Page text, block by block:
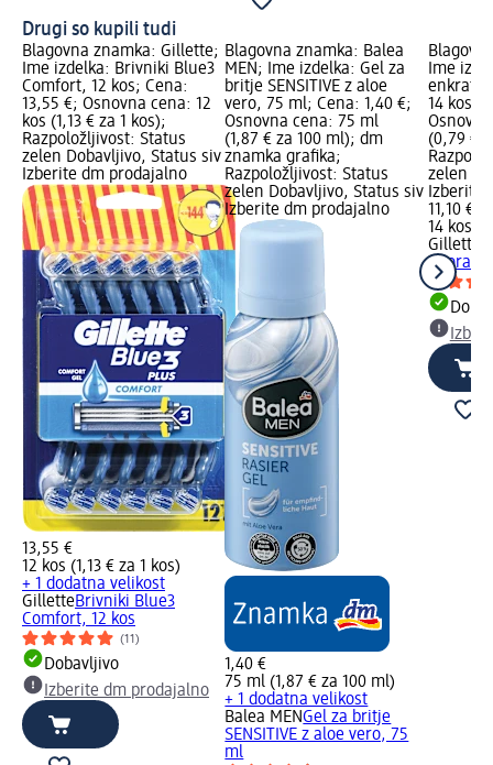
Drugi so kupili tudi
Blagovna znamka: Gillette;
Ime izdelka: Brivniki Blue3
Comfort, 12 kos; Cena:
13,55 €; Osnovna cena: 12
kos (1,13 € za 1 kos);
Razpoložljivost: Status
zelen Dobavljivo, Status siv
Izberite dm prodajalno
13,55 €
12 kos (1,13 € za 1 kos)
+ 1 dodatna velikost
GilletteBrivniki Blue3
Comfort, 12 kos
(11)
Dobavljivo
Izberite dm prodajalno
Blagovna znamka: Balea
MEN; Ime izdelka: Gel za
britje SENSITIVE z aloe
vero, 75 ml; Cena: 1,40 €;
Osnovna cena: 75 ml
(1,87 € za 100 ml); dm
znamka grafika;
Razpoložljivost: Status
zelen Dobavljivo, Status siv
Izberite dm prodajalno
1,40 €
75 ml (1,87 € za 100 ml)
+ 1 dodatna velikost
Balea MENGel za britje
SENSITIVE z aloe vero, 75
ml
Ime
14 kos;
(0,79 €
zelen
Izberite
11,10 €
14 kos
Gillette
uporabo